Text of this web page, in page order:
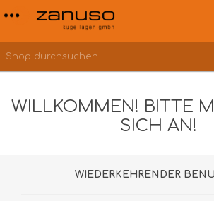
WILLKOMMEN! BITTE
SICH AN!
WIEDERKEHRENDER